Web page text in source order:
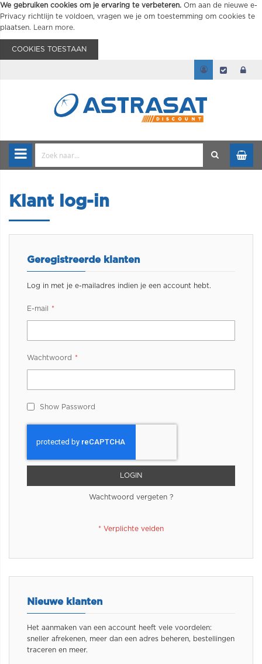
We gebruiken cookies om je ervaring te verbeteren. Om aan de nieuwe e-
Privacy richtlijn te voldoen, vragen we je om toestemming om cookies te
plaatsen.
Learn more.
COOKIES TOESTAAN
Klant log-in
Geregistreerde klanten
Log in met je e-mailadres indien je een account hebt.
E-mail
Wachtwoord
Show Password
LOGIN
Wachtwoord vergeten ?
Nieuwe klanten
Het aanmaken van een account heeft vele voordelen:
sneller afrekenen, meer dan een adres beheren, bestellingen
traceren en meer.